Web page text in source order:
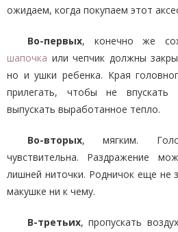
ожидаем, когда покупаем этот
Во-первых, конечно же
шапочка или чепчик должны
но и ушки ребенка. Края
прилегать, чтобы не
выпускать выработанное тепло.
Во-вторых, мягким.
чувствительна. Раздражение
лишней ниточки. Родничок еще не
макушке ни к чему.
В-третьих, пропускать